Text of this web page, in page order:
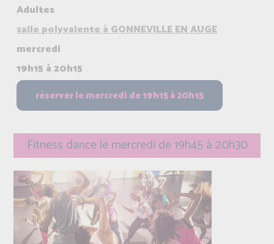
Adultes
salle polyvalente à GONNEVILLE EN AUGE
mercredi
19h15 à 20h15
Fitness dance le mercredi de 19h45 à 20h30